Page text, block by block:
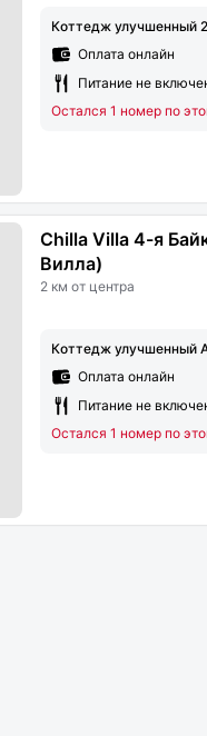
Коттедж улучшенный 2
Оплата онлайн
Питание не
Остался 1 номер по
Chilla Villa 4-я
Вилла)
2 км от центра
Коттедж улучшенный
Оплата онлайн
Питание не
Остался 1 номер по